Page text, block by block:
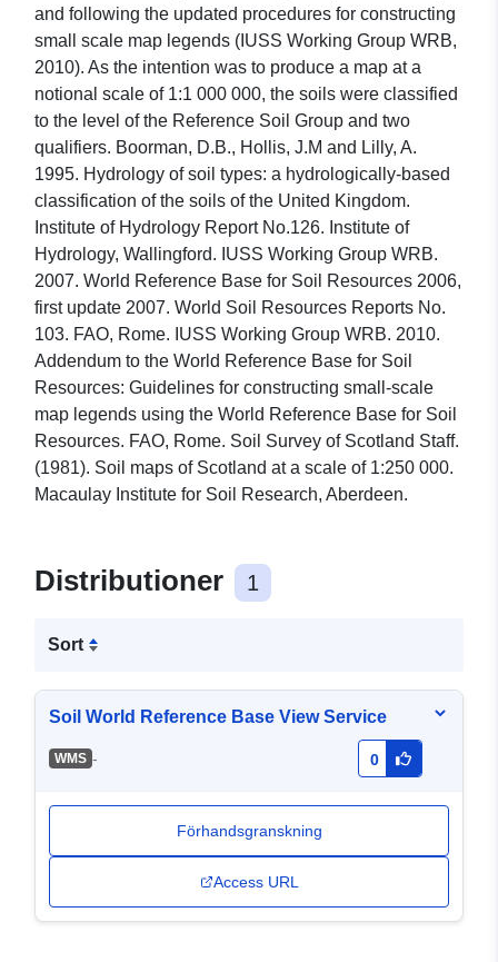
and following the updated procedures for constructing
small scale map legends (IUSS Working Group WRB,
2010). As the intention was to produce a map at a
notional scale of 1:1 000 000, the soils were classified
to the level of the Reference Soil Group and two
qualifiers. Boorman, D.B., Hollis, J.M and Lilly, A.
1995. Hydrology of soil types: a hydrologically-based
classification of the soils of the United Kingdom.
Institute of Hydrology Report No.126. Institute of
Hydrology, Wallingford. IUSS Working Group WRB.
2007. World Reference Base for Soil Resources 2006,
first update 2007. World Soil Resources Reports No.
103. FAO, Rome. IUSS Working Group WRB. 2010.
Addendum to the World Reference Base for Soil
Resources: Guidelines for constructing small-scale
map legends using the World Reference Base for Soil
Resources. FAO, Rome. Soil Survey of Scotland Staff.
(1981). Soil maps of Scotland at a scale of 1:250 000.
Macaulay Institute for Soil Research, Aberdeen.
Distributioner 1
Sort
Soil World Reference Base View Service
WMS - 0
Förhandsgranskning
Access URL